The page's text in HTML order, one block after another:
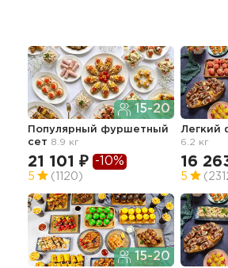
15-20
Популярный фуршетный
сет 8.9 кг
21 101 ₽ -10%
5 (1120)
Легкий
6.2 кг
16
5
15-20